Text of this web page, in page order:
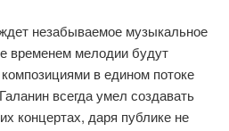
незабываемое музыкальное
временем мелодии будут
в едином потоке
всегда умел создавать
концертах, даря публике не